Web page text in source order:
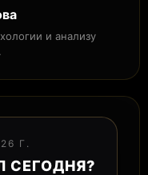
и анализу
Г.
СЕГОДНЯ?